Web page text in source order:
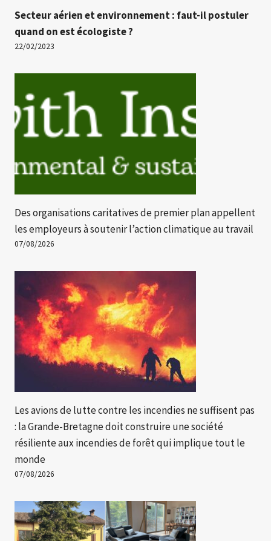
Secteur aérien et environnement : faut-il postuler
quand on est écologiste ?
22/02/2023
Des organisations caritatives de premier plan appellent
les employeurs à soutenir l’action climatique au travail
07/08/2026
Les avions de lutte contre les incendies ne suffisent pas
: la Grande-Bretagne doit construire une société
résiliente aux incendies de forêt qui implique tout le
monde
07/08/2026